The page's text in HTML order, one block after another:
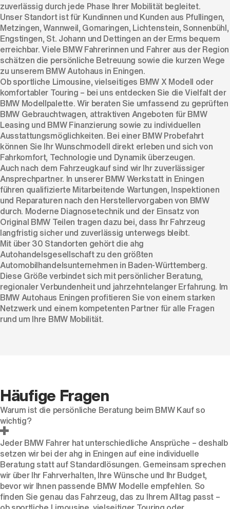
zuverlässig durch jede Phase Ihrer Mobilität begleitet.
Unser Standort ist für Kundinnen und Kunden aus Pfullingen,
Metzingen, Wannweil, Gomaringen, Lichtenstein, Sonnenbühl,
Engstingen, St. Johann und Dettingen an der Erms bequem
erreichbar. Viele BMW Fahrerinnen und Fahrer aus der Region
schätzen die persönliche Betreuung sowie die kurzen Wege
zu unserem BMW Autohaus in Eningen.
Ob sportliche Limousine, vielseitiges BMW X Modell oder
komfortabler Touring – bei uns entdecken Sie die Vielfalt der
BMW Modellpalette. Wir beraten Sie umfassend zu geprüften
BMW Gebrauchtwagen, attraktiven Angeboten für BMW
Leasing und BMW Finanzierung sowie zu individuellen
Ausstattungsmöglichkeiten. Bei einer BMW Probefahrt
können Sie Ihr Wunschmodell direkt erleben und sich von
Fahrkomfort, Technologie und Dynamik überzeugen.
Auch nach dem Fahrzeugkauf sind wir Ihr zuverlässiger
Ansprechpartner. In unserer BMW Werkstatt in Eningen
führen qualifizierte Mitarbeitende Wartungen, Inspektionen
und Reparaturen nach den Herstellervorgaben von BMW
durch. Moderne Diagnosetechnik und der Einsatz von
Original BMW Teilen tragen dazu bei, dass Ihr Fahrzeug
langfristig sicher und zuverlässig unterwegs bleibt.
Mit über 30 Standorten gehört die ahg
Autohandelsgesellschaft zu den größten
Automobilhandelsunternehmen in Baden-Württemberg.
Diese Größe verbindet sich mit persönlicher Beratung,
regionaler Verbundenheit und jahrzehntelanger Erfahrung. Im
BMW Autohaus Eningen profitieren Sie von einem starken
Netzwerk und einem kompetenten Partner für alle Fragen
rund um Ihre BMW Mobilität.
Häufige Fragen
Warum ist die persönliche Beratung beim BMW Kauf so
wichtig?
Jeder BMW Fahrer hat unterschiedliche Ansprüche – deshalb
setzen wir bei der ahg in Eningen auf eine individuelle
Beratung statt auf Standardlösungen. Gemeinsam sprechen
wir über Ihr Fahrverhalten, Ihre Wünsche und Ihr Budget,
bevor wir Ihnen passende BMW Modelle empfehlen. So
finden Sie genau das Fahrzeug, das zu Ihrem Alltag passt –